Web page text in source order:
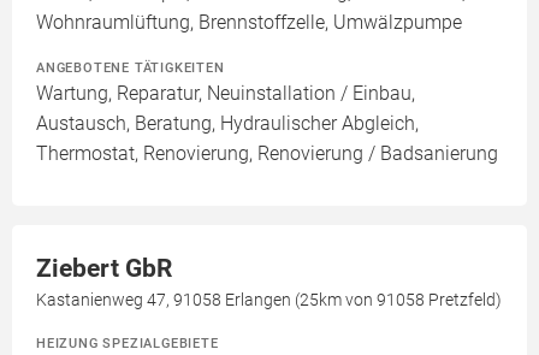
Wohnraumlüftung, Brennstoffzelle, Umwälzpumpe
ANGEBOTENE TÄTIGKEITEN
Wartung, Reparatur, Neuinstallation / Einbau,
Austausch, Beratung, Hydraulischer Abgleich,
Thermostat, Renovierung, Renovierung / Badsanierung
Ziebert GbR
Kastanienweg 47, 91058 Erlangen (25km von 91058 Pretzfeld)
HEIZUNG SPEZIALGEBIETE